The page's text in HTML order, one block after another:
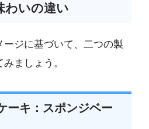
わいの違い
ージに基づいて、二つの製
ましょう。
ーキ：スポンジベー